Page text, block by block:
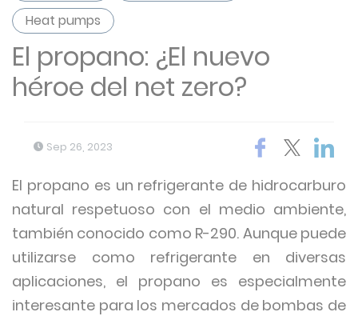
Heat pumps
El propano: ¿El nuevo
héroe del net zero?
Sep 26, 2023
El propano es un refrigerante de hidrocarburo
natural respetuoso con el medio ambiente,
también conocido como R-290. Aunque puede
utilizarse como refrigerante en diversas
aplicaciones, el propano es especialmente
interesante para los mercados de bombas de